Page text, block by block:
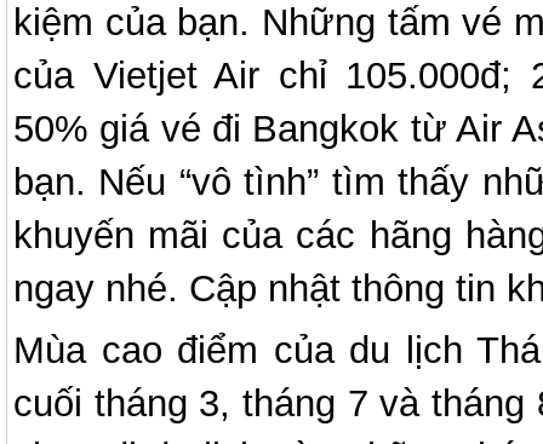
kiệm của bạn. Những tấm vé
của Vietjet Air chỉ 105.000đ;
50% giá vé đi Bangkok từ Air
bạn. Nếu “vô tình” tìm thấy
khuyến mãi của các hãng
ngay nhé. Cập nhật thông tin
Mùa cao điểm của du lịch
cuối tháng 3, tháng 7 và